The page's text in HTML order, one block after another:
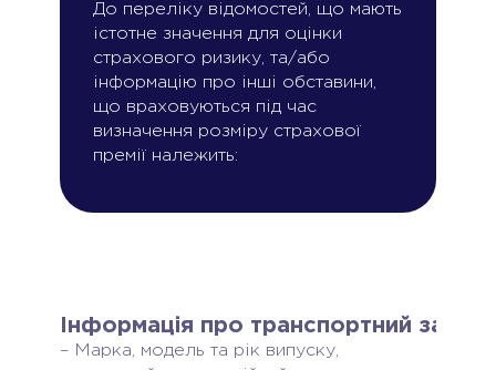
До переліку відомостей, що мають
істотне значення для оцінки
страхового ризику, та/або
інформацію про інші обставини,
що враховуються під час
визначення розміру страхової
премії належить:
Інформація про транспортний засіб:
– Марка, модель та рік випуску,